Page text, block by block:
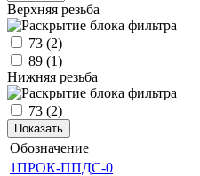
Верхняя резьба
73 (2)
89 (1)
Нижняя резьба
73 (2)
Обозначение
1ПРОК-ППДС-0